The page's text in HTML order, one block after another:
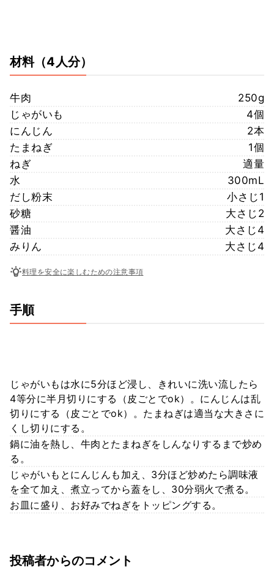
材料（4人分）
牛肉
250g
じゃがいも
4個
にんじん
2本
たまねぎ
1個
ねぎ
適量
水
300mL
だし粉末
小さじ1
砂糖
大さじ2
醤油
大さじ4
みりん
大さじ4
料理を安全に楽しむための注意事項
手順
じゃがいもは水に5分ほど浸し、きれいに洗い流したら
4等分に半月切りにする（皮ごとでok）。にんじんは乱
切りにする（皮ごとでok）。たまねぎは適当な大きさに
くし切りにする。
鍋に油を熱し、牛肉とたまねぎをしんなりするまで炒め
る。
じゃがいもとにんじんも加え、3分ほど炒めたら調味液
を全て加え、煮立ってから蓋をし、30分弱火で煮る。
お皿に盛り、お好みでねぎをトッピングする。
投稿者からのコメント